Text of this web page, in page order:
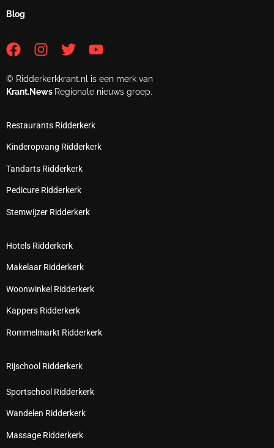
Blog
© Ridderkerkkrant.nl is een merk van
Krant.News Regionale nieuws groep.
Restaurants Ridderkerk
Kinderopvang Ridderkerk
Tandarts Ridderkerk
Pedicure Ridderkerk
Stemwijzer Ridderkerk
Hotels Ridderkerk
Makelaar Ridderkerk
Woonwinkel Ridderkerk
Kappers Ridderkerk
Rommelmarkt Ridderkerk
Rijschool Ridderkerk
Sportschool Ridderkerk
Wandelen Ridderkerk
Massage Ridderkerk